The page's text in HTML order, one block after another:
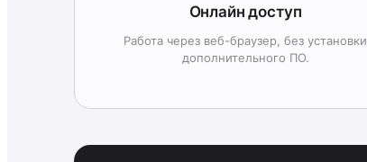
Онлайн доступ
Работа через веб-браузер, без установки
дополнительного ПО.